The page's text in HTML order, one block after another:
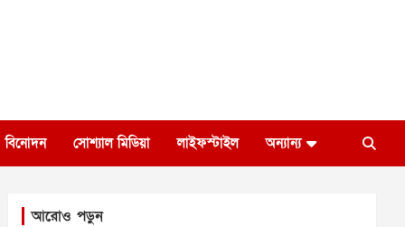
বিনোদন সোশ্যাল মিডিয়া লাইফস্টাইল অন্যান্য
আরোও পড়ুন